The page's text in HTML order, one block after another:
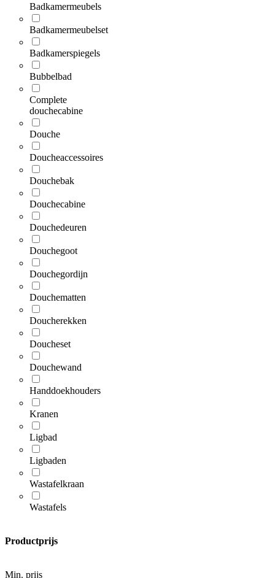
Badkamermeubels
Badkamermeubelset
Badkamerspiegels
Bubbelbad
Complete
douchecabine
Douche
Doucheaccessoires
Douchebak
Douchecabine
Douchedeuren
Douchegoot
Douchegordijn
Douchematten
Doucherekken
Doucheset
Douchewand
Handdoekhouders
Kranen
Ligbad
Ligbaden
Wastafelkraan
Wastafels
Productprijs
Min. prijs